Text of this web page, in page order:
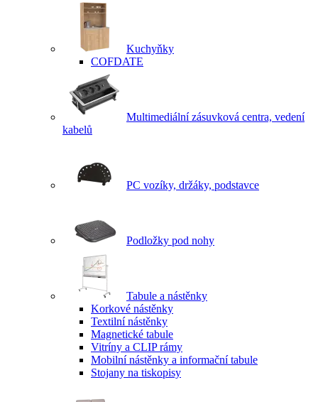
Kuchyňky
COFDATE
Multimediální zásuvková centra, vedení
kabelů
PC vozíky, držáky, podstavce
Podložky pod nohy
Tabule a nástěnky
Korkové nástěnky
Textilní nástěnky
Magnetické tabule
Vitríny a CLIP rámy
Mobilní nástěnky a informační tabule
Stojany na tiskopisy